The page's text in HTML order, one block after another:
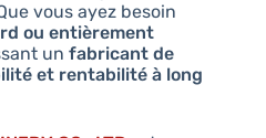
vous ayez besoin
ou entièrement
un fabricant de
et rentabilité à long